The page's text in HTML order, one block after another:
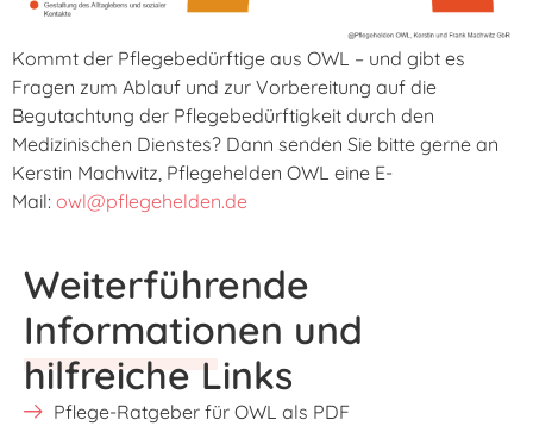
Kommt der Pflegebedürftige aus OWL – und gibt es
Fragen zum Ablauf und zur Vorbereitung auf die
Begutachtung der Pflegebedürftigkeit durch den
Medizinischen Dienstes? Dann senden Sie bitte gerne an
Kerstin Machwitz, Pflegehelden OWL eine E-
Mail: owl@pflegehelden.de
Weiterführende
Informationen und
hilfreiche Links
Pflege-Ratgeber für OWL als PDF